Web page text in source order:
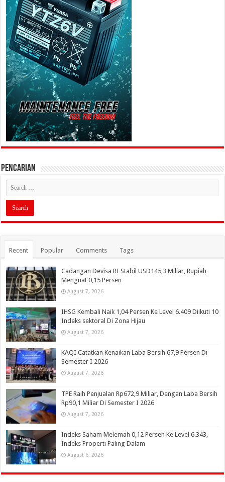
PENCARIAN
Recent Popular Comments Tags
Cadangan Devisa RI Stabil USD145,3 Miliar, Rupiah
Menguat 0,15 Persen
August 7, 2026
IHSG Kembali Naik 1,04 Persen Ke Level 6.409 Diikuti 10
Indeks sektoral Di Zona Hijau
August 7, 2026
KAQI Catatkan Kenaikan Laba Bersih 67,9 Persen Di
Semester I 2026
August 7, 2026
TPE Raih Penjualan Rp672,9 Miliar, Dengan Laba Bersih
Rp90,1 Miliar Di Semester I 2026
August 7, 2026
Indeks Saham Melemah 0,12 Persen Ke Level 6.343,
Indeks Properti Paling Dalam
August 6, 2026